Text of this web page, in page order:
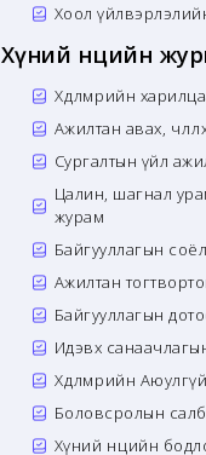
Хоол
Хүний нөөцийн
Хөдөлмөрийн
Ажилтан авах,
Сургалтын үйл
Цалин, шагнал
журам
Байгууллагын
Ажилтан
Байгууллагын
Идэвх
Хөдөлмөрийн
Боловсролын
Хүний нөөцийн